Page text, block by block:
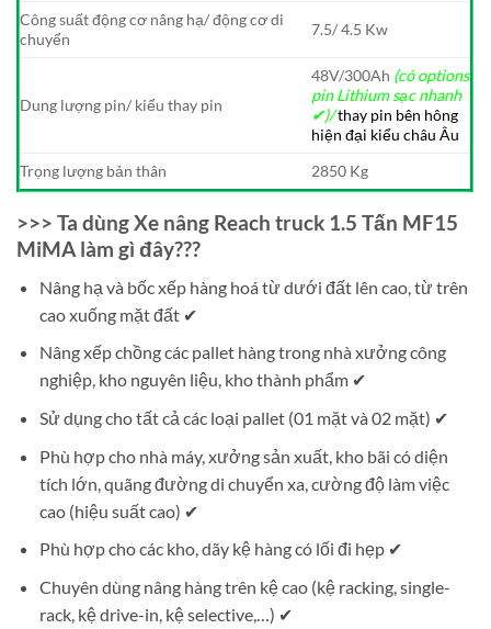
Công suất động cơ nâng hạ/ động cơ di
chuyển
7.5/ 4.5 Kw
Dung lượng pin/ kiểu thay pin
48V/300Ah (có options
pin Lithium sạc nhanh
✔)/thay pin bên hông
hiện đại kiểu châu Âu
Trọng lượng bản thân
2850 Kg
>>> Ta dùng Xe nâng Reach truck 1.5 Tấn MF15
MiMA làm gì đây???
Nâng hạ và bốc xếp hàng hoá từ dưới đất lên cao, từ trên
cao xuống mặt đất ✔
Nâng xếp chồng các pallet hàng trong nhà xưởng công
nghiệp, kho nguyên liệu, kho thành phẩm ✔
Sử dụng cho tất cả các loại pallet (01 mặt và 02 mặt) ✔
Phù hợp cho nhà máy, xưởng sản xuất, kho bãi có diện
tích lớn, quãng đường di chuyển xa, cường độ làm việc
cao (hiệu suất cao) ✔
Phù hợp cho các kho, dãy kệ hàng có lối đi hẹp ✔
Chuyên dùng nâng hàng trên kệ cao (kệ racking, single-
rack, kệ drive-in, kệ selective,…) ✔